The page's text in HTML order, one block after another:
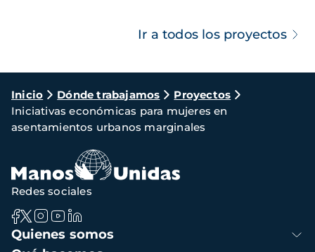
Ir a todos los proyectos
Ruta
de
navegación
Inicio Dónde trabajamos
Proyectos
Iniciativas económicas para mujeres en
asentamientos urbanos marginales
Navegación
principal
Quienes somos
Redes sociales